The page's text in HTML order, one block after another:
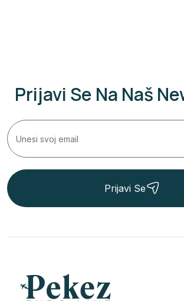
Prijavi Se Na Naš
Prijavi Se